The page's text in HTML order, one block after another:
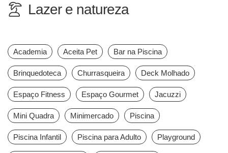
Lazer e natureza
Academia Aceita Pet Bar na Piscina
Brinquedoteca Churrasqueira Deck Molhado
Espaço Fitness Espaço Gourmet Jacuzzi
Mini Quadra Minimercado Piscina
Piscina Infantil Piscina para Adulto Playground